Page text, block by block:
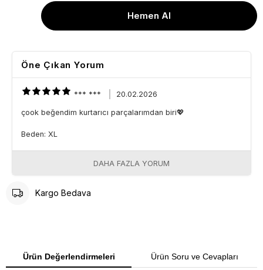
Öne Çıkan Yorum
*** *** 20.02.2026
çook beğendim kurtarıcı parçalarımdan biri💖
Beden: XL
DAHA FAZLA YORUM
Kargo Bedava
Ürün Değerlendirmeleri Ürün Soru ve Cevapları